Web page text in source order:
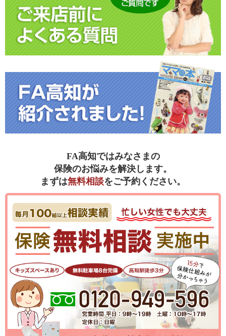
FA高知ではみなさまの
保険のお悩みを解決します。
まずは無料相談をご予約ください。